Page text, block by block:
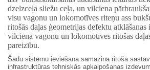
dzelzceļa sliežu ceļa, un vilciena
visu vagonu un lokomotīves riteņu ass
ritošās daļas ģeometrijas defektu atklāšanas
vilciena vagonu un lokomotīves ritošās
pareizību.
Šādu sistēmu ieviešana samazina ritošā
infrastruktūras tehniskās apkalpošanas